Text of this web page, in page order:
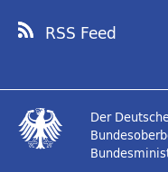
RSS Feed
Der